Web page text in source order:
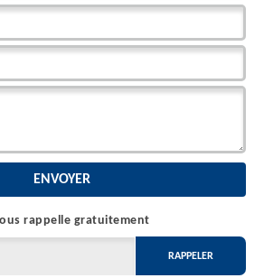
rappelle gratuitement